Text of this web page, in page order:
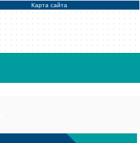
Карта сайта